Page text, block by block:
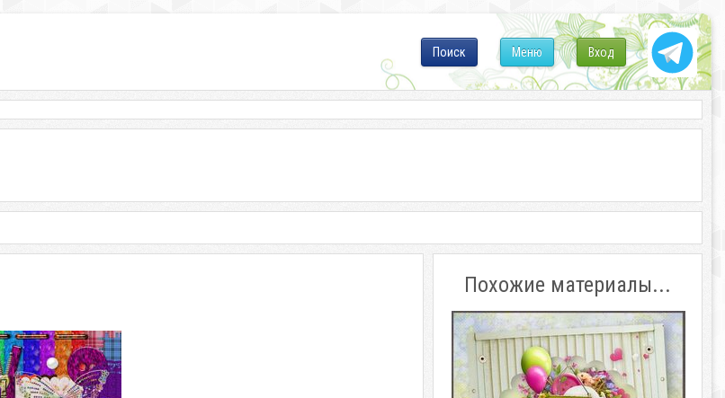
Вход
Меню
Поиск
Похожие материалы...